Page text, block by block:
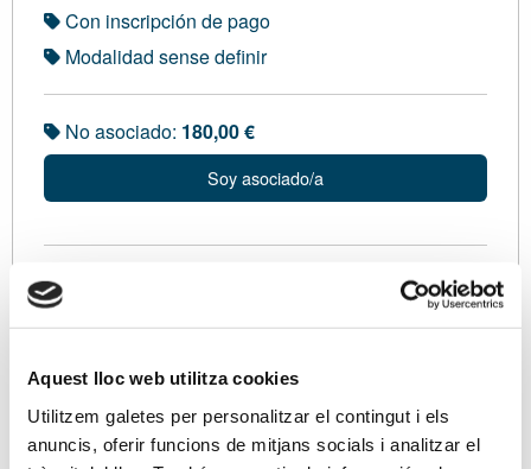
Aquest lloc web utilitza cookies
Utilitzem galetes per personalitzar el contingut i els
anuncis, oferir funcions de mitjans socials i analitzar el
Con inscripción de pago
Modalidad sense definir
No asociado: 180,00 €
Soy asociado/a
Ponentes
En Josep Mª Noguera i Amiel - Llicenciat en
Consultoria Empresarial SLP i Responsable del
Servei de Consultoria Fiscal de l’APTTCB. Membre
del Gabinet d'Estudis de l'APttCB i de FETTAF